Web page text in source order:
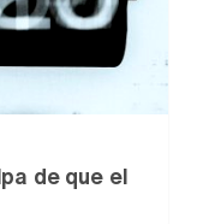
de que el